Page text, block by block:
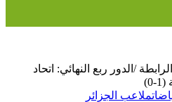
/الدور ربع النهائي: اتحاد
0)
ملاعب الجزائر